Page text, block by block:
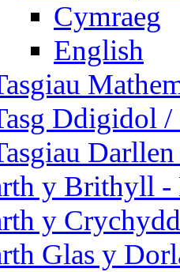
Cymraeg
English
Ddigidol
y Brithyll
y
Glas y